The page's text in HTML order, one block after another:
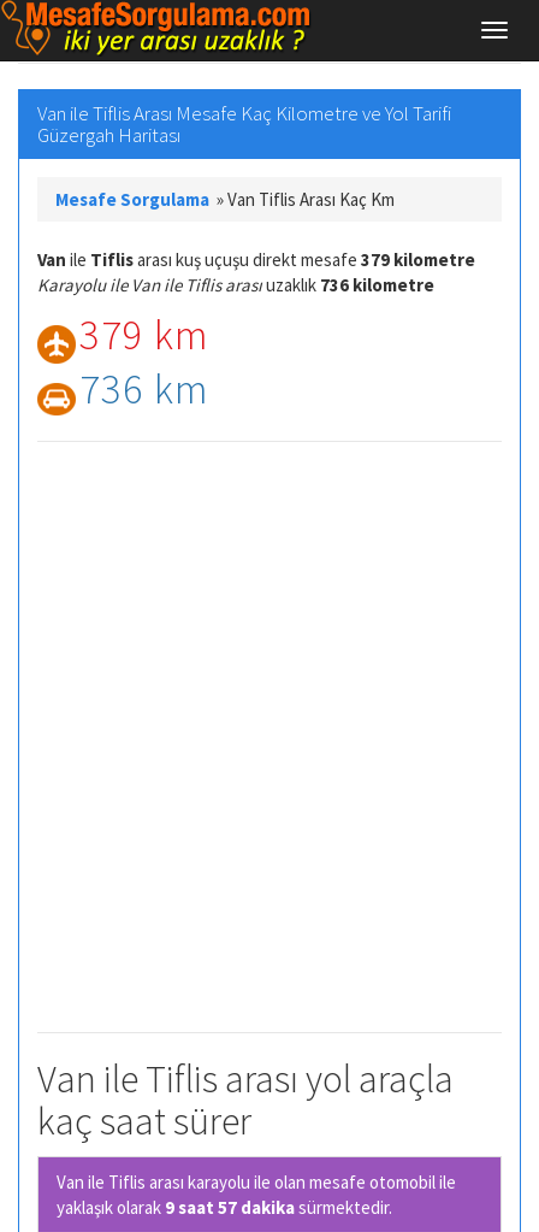
Van ile Tiflis Arası Mesafe Kaç Kilometre ve Yol Tarifi
Güzergah Haritası
Mesafe Sorgulama »Van Tiflis Arası Kaç Km
Van ile Tiflisarası kuş uçuşu direkt mesafe 379 kilometre
Karayolu ile Van ile Tiflis arasıuzaklık 736 kilometre
379 km
736 km
Van ile Tiflis arası yol araçla
kaç saat sürer
Van ile Tiflis arası karayolu ile olan mesafe otomobil ile
yaklaşık olarak 9 saat 57 dakikasürmektedir.